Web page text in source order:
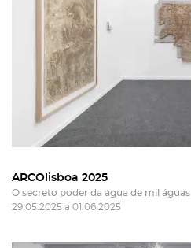
ARCOlisboa 2025
O secreto poder da água de mil águas
29.05.2025 a 01.06.2025